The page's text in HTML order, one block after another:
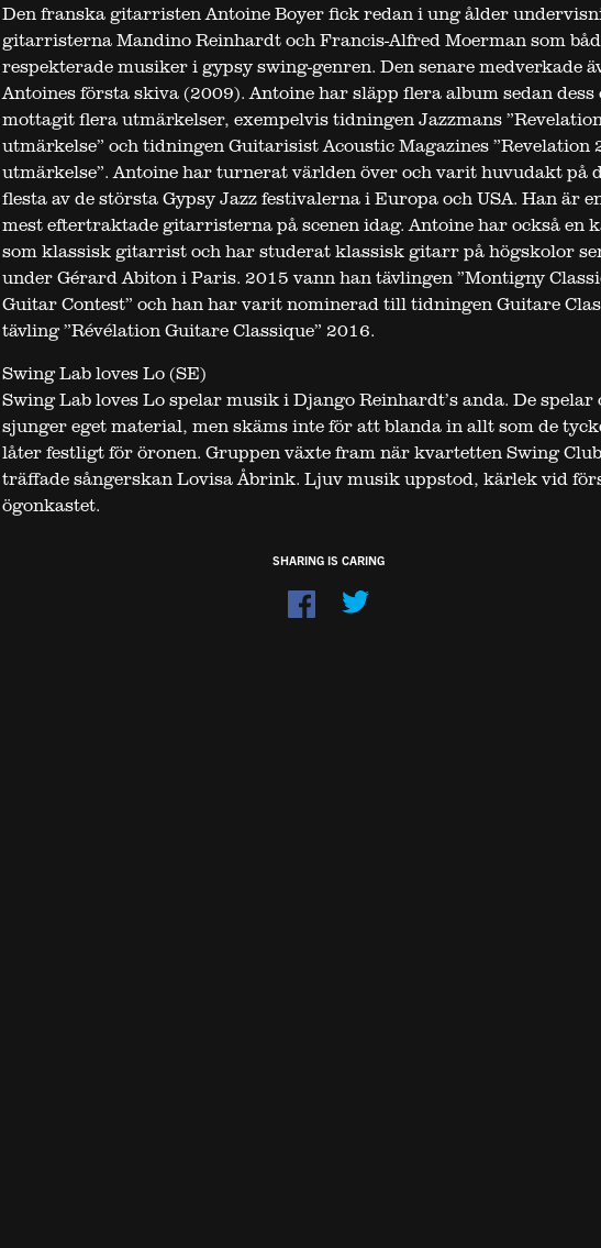
Den franska gitarristen Antoine Boyer fick redan i ung ålder
gitarristerna Mandino Reinhardt och Francis-Alfred Moerman som
respekterade musiker i gypsy swing-genren. Den senare medverkade
Antoines första skiva (2009). Antoine har släpp flera album sedan dess
mottagit flera utmärkelser, exempelvis tidningen Jazzmans
utmärkelse” och tidningen Guitarisist Acoustic Magazines ”Revelation
utmärkelse”. Antoine har turnerat världen över och varit huvudakt på
flesta av de största Gypsy Jazz festivalerna i Europa och USA. Han är
mest eftertraktade gitarristerna på scenen idag. Antoine har också en
som klassisk gitarrist och har studerat klassisk gitarr på högskolor
under Gérard Abiton i Paris. 2015 vann han tävlingen ”Montigny
Guitar Contest” och han har varit nominerad till tidningen Guitare
tävling ”Révélation Guitare Classique” 2016.
Swing Lab loves Lo (SE)
Swing Lab loves Lo spelar musik i Django Reinhardt’s anda. De spelar
sjunger eget material, men skäms inte för att blanda in allt som de
låter festligt för öronen. Gruppen växte fram när kvartetten Swing Club
träffade sångerskan Lovisa Åbrink. Ljuv musik uppstod, kärlek vid
ögonkastet.
SHARING IS CARING
Dela